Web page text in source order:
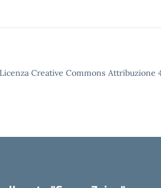
Creative Commons Attribuzione